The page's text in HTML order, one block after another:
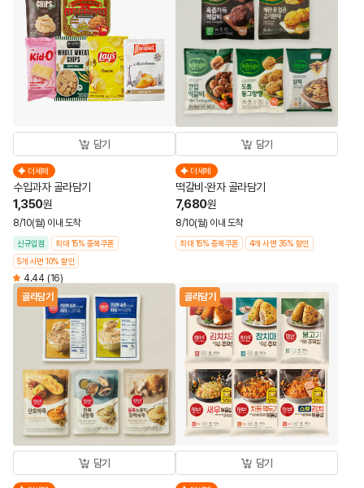
담기
더세페
수입과자 골라담기
1,350원
8/10(월) 이내 도착
신규입점
최대 15% 중복쿠폰
5개 사면 10% 할인
4.44 (16)
담기
더세페
떡갈비·완자 골라담기
7,680원
8/10(월) 이내 도착
최대 15% 중복쿠폰 4개 사면 35% 할인
골라담기
담기
골라담기
담기